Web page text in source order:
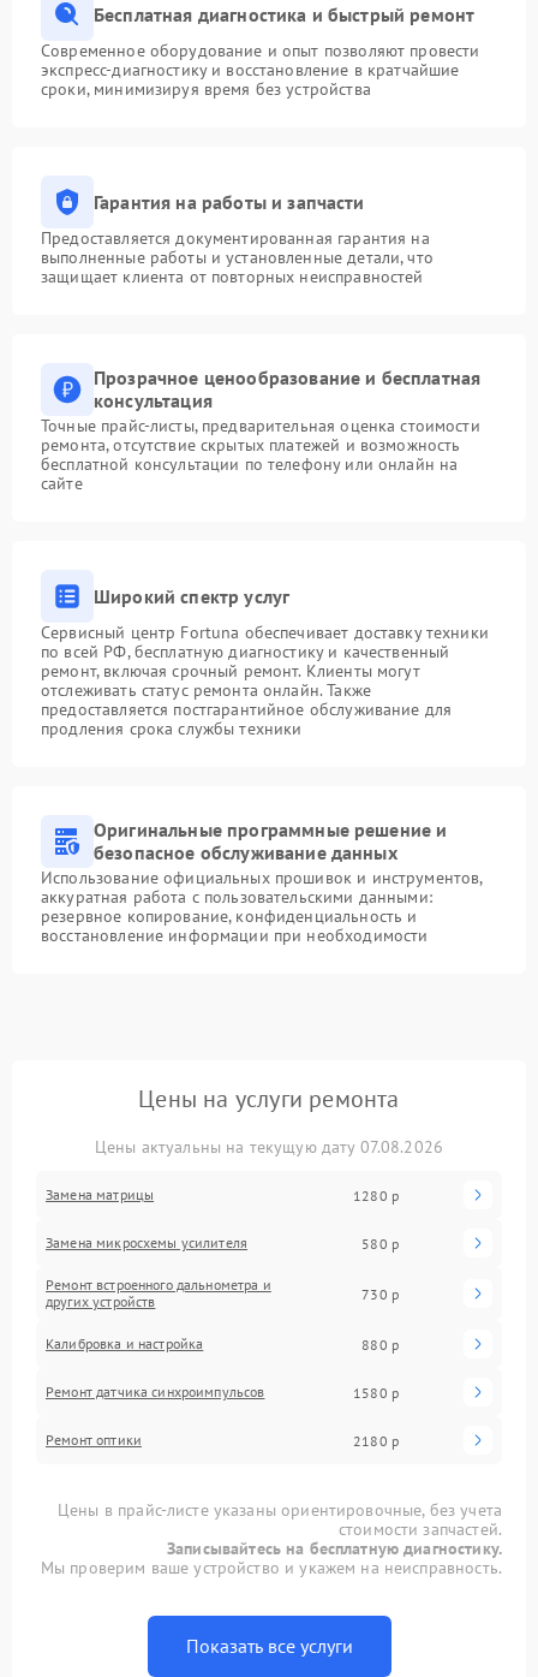
Бесплатная диагностика и быстрый ремонт
Современное оборудование и опыт позволяют провести
экспресс-диагностику и восстановление в кратчайшие
сроки, минимизируя время без устройства
Гарантия на работы и запчасти
Предоставляется документированная гарантия на
выполненные работы и установленные детали, что
защищает клиента от повторных неисправностей
Прозрачное ценообразование и бесплатная
консультация
Точные прайс-листы, предварительная оценка стоимости
ремонта, отсутствие скрытых платежей и возможность
бесплатной консультации по телефону или онлайн на
сайте
Широкий спектр услуг
Сервисный центр Fortuna обеспечивает доставку техники
по всей РФ, бесплатную диагностику и качественный
ремонт, включая срочный ремонт. Клиенты могут
отслеживать статус ремонта онлайн. Также
предоставляется постгарантийное обслуживание для
продления срока службы техники
Оригинальные программные решение и
безопасное обслуживание данных
Использование официальных прошивок и инструментов,
аккуратная работа с пользовательскими данными:
резервное копирование, конфиденциальность и
восстановление информации при необходимости
Цены на услуги ремонта
Цены актуальны на текущую дату 07.08.2026
Замена матрицы 1280 р
Замена микросхемы усилителя 580 р
Ремонт встроенного дальнометра и
других устройств
730 р
Калибровка и настройка 880 р
Ремонт датчика синхроимпульсов 1580 р
Ремонт оптики 2180 р
Цены в прайс-листе указаны ориентировочные, без учета
стоимости запчастей.
Записывайтесь на бесплатную диагностику.
Мы проверим ваше устройство и укажем на неисправность.
Показать все услуги